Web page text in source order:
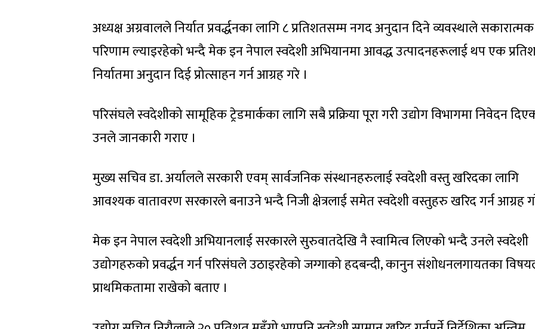
अध्यक्ष अग्रवालले निर्यात प्रवर्द्धनका लागि ८ प्रतिशतसम्म नगद अनुदान दिने व्यवस्थाले सकारात्मक
परिणाम ल्याइरहेको भन्दै मेक इन नेपाल स्वदेशी अभियानमा आवद्ध उत्पादनहरूलाई थप एक
निर्यातमा अनुदान दिई प्रोत्साहन गर्न आग्रह गरे ।
परिसंघले स्वदेशीको सामूहिक ट्रेडमार्कका लागि सबै प्रक्रिया पूरा गरी उद्योग विभागमा निवेदन
उनले जानकारी गराए ।
मुख्य सचिव डा. अर्यालले सरकारी एवम् सार्वजनिक संस्थानहरुलाई स्वदेशी वस्तु खरिदका लागि
आवश्यक वातावरण सरकारले बनाउने भन्दै निजी क्षेत्रलाई समेत स्वदेशी वस्तुहरु खरिद गर्न आग्रह
मेक इन नेपाल स्वदेशी अभियानलाई सरकारले सुरुवातदेखि नै स्वामित्व लिएको भन्दै उनले स्वदेशी
उद्योगहरुको प्रवर्द्धन गर्न परिसंघले उठाइरहेको जग्गाको हदबन्दी, कानुन संशोधनलगायतका
प्राथमिकतामा राखेको बताए ।